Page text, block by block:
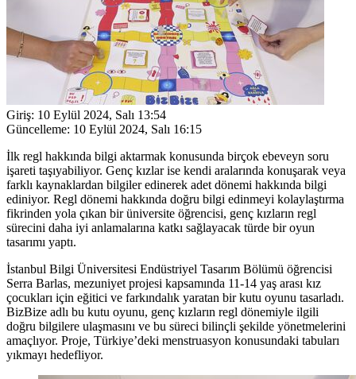
Giriş: 10 Eylül 2024, Salı 13:54
Güncelleme: 10 Eylül 2024, Salı 16:15
İlk regl hakkında bilgi aktarmak konusunda birçok ebeveyn soru
işareti taşıyabiliyor. Genç kızlar ise kendi aralarında konuşarak veya
farklı kaynaklardan bilgiler edinerek adet dönemi hakkında bilgi
ediniyor. Regl dönemi hakkında doğru bilgi edinmeyi kolaylaştırma
fikrinden yola çıkan bir üniversite öğrencisi, genç kızların regl
sürecini daha iyi anlamalarına katkı sağlayacak türde bir oyun
tasarımı yaptı.
İstanbul Bilgi Üniversitesi Endüstriyel Tasarım Bölümü öğrencisi
Serra Barlas, mezuniyet projesi kapsamında 11-14 yaş arası kız
çocukları için eğitici ve farkındalık yaratan bir kutu oyunu tasarladı.
BizBize adlı bu kutu oyunu, genç kızların regl dönemiyle ilgili
doğru bilgilere ulaşmasını ve bu süreci bilinçli şekilde yönetmelerini
amaçlıyor. Proje, Türkiye’deki menstruasyon konusundaki tabuları
yıkmayı hedefliyor.